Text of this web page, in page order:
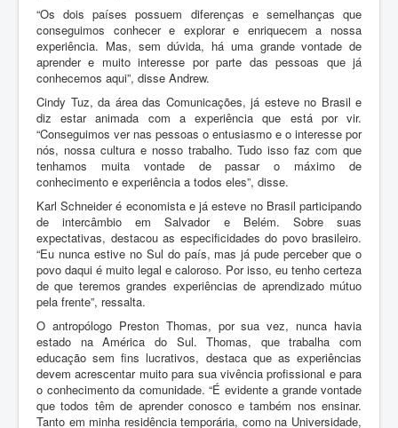
“Os dois países possuem diferenças e semelhanças que
conseguimos conhecer e explorar e enriquecem a nossa
experiência. Mas, sem dúvida, há uma grande vontade de
aprender e muito interesse por parte das pessoas que já
conhecemos aqui”, disse Andrew.
Cindy Tuz, da área das Comunicações, já esteve no Brasil e
diz estar animada com a experiência que está por vir.
“Conseguimos ver nas pessoas o entusiasmo e o interesse por
nós, nossa cultura e nosso trabalho. Tudo isso faz com que
tenhamos muita vontade de passar o máximo de
conhecimento e experiência a todos eles”, disse.
Karl Schneider é economista e já esteve no Brasil participando
de intercâmbio em Salvador e Belém. Sobre suas
expectativas, destacou as especificidades do povo brasileiro.
“Eu nunca estive no Sul do país, mas já pude perceber que o
povo daqui é muito legal e caloroso. Por isso, eu tenho certeza
de que teremos grandes experiências de aprendizado mútuo
pela frente”, ressalta.
O antropólogo Preston Thomas, por sua vez, nunca havia
estado na América do Sul. Thomas, que trabalha com
educação sem fins lucrativos, destaca que as experiências
devem acrescentar muito para sua vivência profissional e para
o conhecimento da comunidade. “É evidente a grande vontade
que todos têm de aprender conosco e também nos ensinar.
Tanto em minha residência temporária, como na Universidade,